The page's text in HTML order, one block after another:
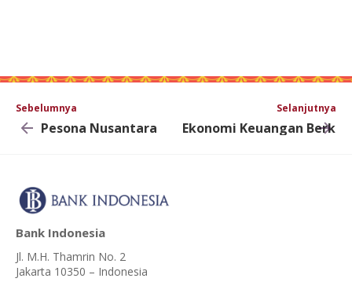
Sebelumnya
Pesona Nusantara
Selanjutnya
Ekonomi Keuangan
Bank Indonesia
Jl. M.H. Thamrin No. 2
Jakarta 10350 – Indonesia